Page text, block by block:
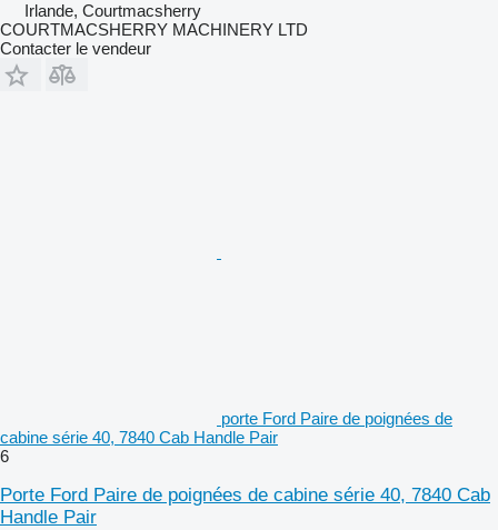
Irlande, Courtmacsherry
COURTMACSHERRY MACHINERY LTD
Contacter le vendeur
porte Ford Paire de poignées de
cabine série 40, 7840 Cab Handle Pair
6
Porte Ford Paire de poignées de cabine série 40, 7840 Cab
Handle Pair